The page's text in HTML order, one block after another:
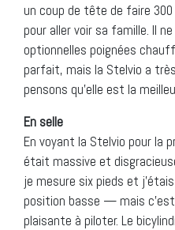
un coup de tête de faire
pour aller voir sa famille. Il
optionnelles poignées
parfait, mais la Stelvio a
pensons qu’elle est la
En selle
En voyant la Stelvio pour la
était massive et
je mesure six pieds et
position basse — mais
plaisante à piloter. Le